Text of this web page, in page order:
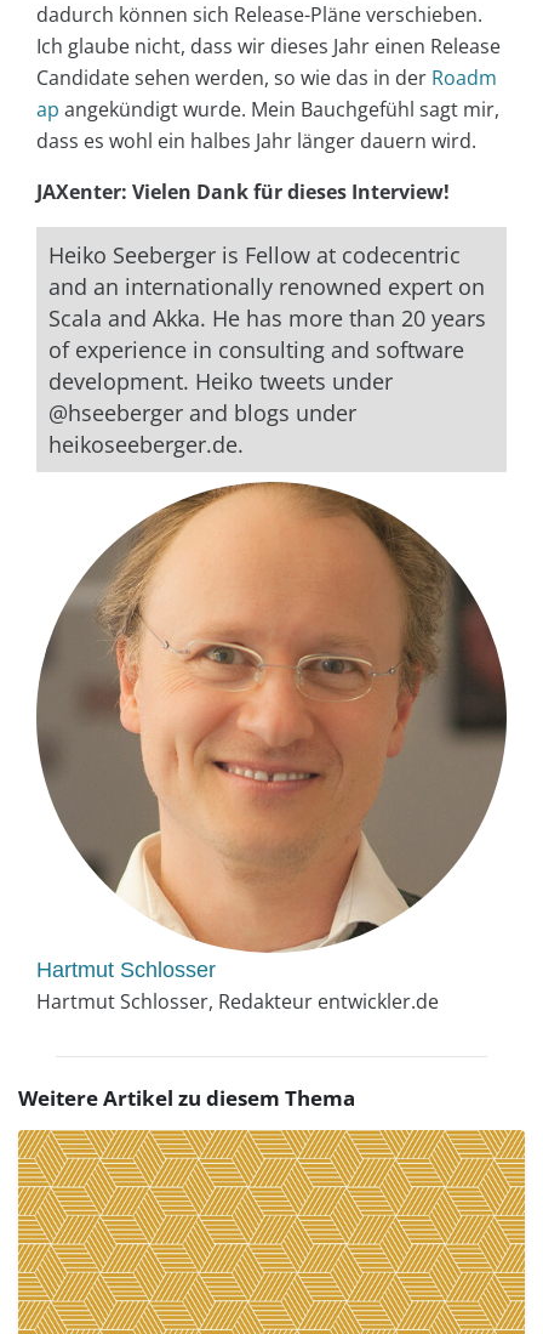
dadurch können sich Release-Pläne verschieben.
Ich glaube nicht, dass wir dieses Jahr einen Release
Candidate sehen werden, so wie das in der Roadm
ap angekündigt wurde. Mein Bauchgefühl sagt mir,
dass es wohl ein halbes Jahr länger dauern wird.
JAXenter: Vielen Dank für dieses Interview!
Heiko Seeberger is Fellow at codecentric
and an internationally renowned expert on
Scala and Akka. He has more than 20 years
of experience in consulting and software
development. Heiko tweets under
@hseeberger and blogs under
heikoseeberger.de.
Hartmut Schlosser
Hartmut Schlosser, Redakteur entwickler.de
Weitere Artikel zu diesem Thema